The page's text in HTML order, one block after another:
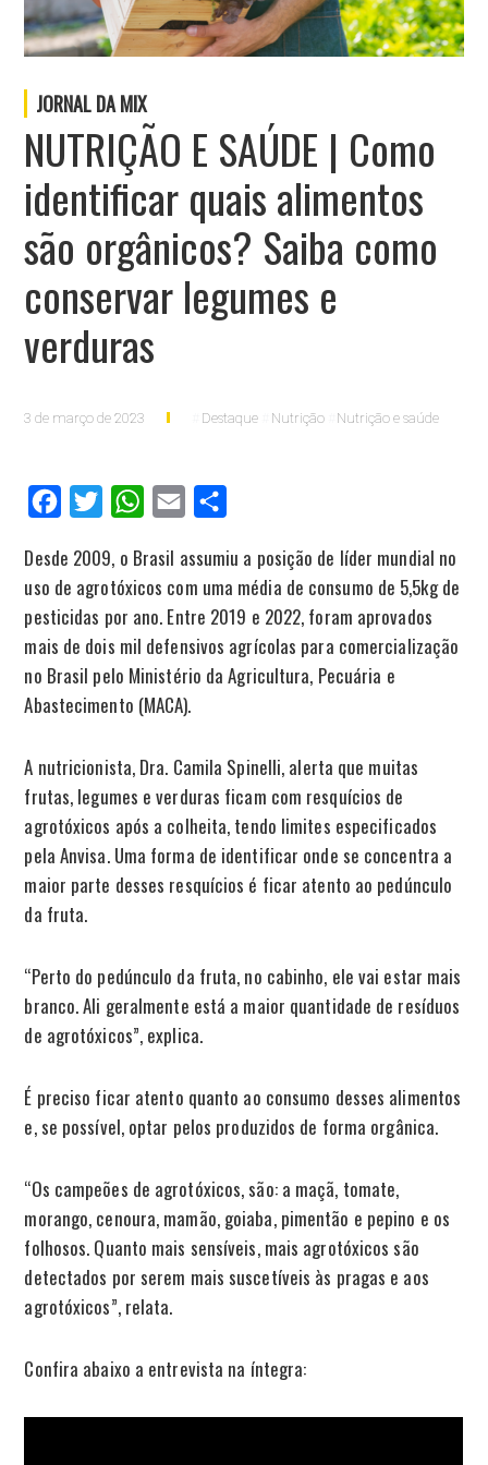
JORNAL DA MIX
NUTRIÇÃO E SAÚDE | Como
identificar quais alimentos
são orgânicos? Saiba como
conservar legumes e
verduras
3 de março de 2023 Destaque Nutrição Nutrição e saúde
FacebookTwitter WhatsApp
Email
Desde 2009, o Brasil assumiu a posição de líder mundial no
uso de agrotóxicos com uma média de consumo de 5,5kg de
pesticidas por ano. Entre 2019 e 2022, foram aprovados
mais de dois mil defensivos agrícolas para comercialização
no Brasil pelo Ministério da Agricultura, Pecuária e
Abastecimento (MACA).
A nutricionista, Dra. Camila Spinelli, alerta que muitas
frutas, legumes e verduras ficam com resquícios de
agrotóxicos após a colheita, tendo limites especificados
pela Anvisa. Uma forma de identificar onde se concentra a
maior parte desses resquícios é ficar atento ao pedúnculo
da fruta.
“Perto do pedúnculo da fruta, no cabinho, ele vai estar mais
branco. Ali geralmente está a maior quantidade de resíduos
de agrotóxicos”, explica.
É preciso ficar atento quanto ao consumo desses alimentos
e, se possível, optar pelos produzidos de forma orgânica.
“Os campeões de agrotóxicos, são: a maçã, tomate,
morango, cenoura, mamão, goiaba, pimentão e pepino e os
folhosos. Quanto mais sensíveis, mais agrotóxicos são
detectados por serem mais suscetíveis às pragas e aos
agrotóxicos”, relata.
Confira abaixo a entrevista na íntegra: